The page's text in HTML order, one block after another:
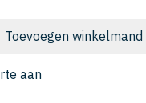
Toevoegen winkelmand
aan